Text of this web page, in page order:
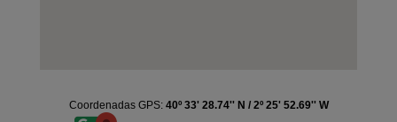
Coordenadas GPS: 40º 33' 28.74'' N / 2º 25' 52.69'' W